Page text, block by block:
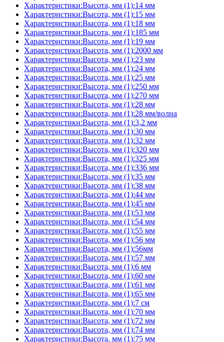
Характеристики:Высота, мм (1):14 мм
Характеристики:Высота, мм (1):15 мм
Характеристики:Высота, мм (1):18 мм
Характеристики:Высота, мм (1):185 мм
Характеристики:Высота, мм (1):19 мм
Характеристики:Высота, мм (1):2000 мм
Характеристики:Высота, мм (1):23 мм
Характеристики:Высота, мм (1):24 мм
Характеристики:Высота, мм (1):25 мм
Характеристики:Высота, мм (1):250 мм
Характеристики:Высота, мм (1):270 мм
Характеристики:Высота, мм (1):28 мм
Характеристики:Высота, мм (1):28 мм/волна
Характеристики:Высота, мм (1):3,2 мм
Характеристики:Высота, мм (1):30 мм
Характеристики:Высота, мм (1):32 мм
Характеристики:Высота, мм (1):320 мм
Характеристики:Высота, мм (1):325 мм
Характеристики:Высота, мм (1):336 мм
Характеристики:Высота, мм (1):35 мм
Характеристики:Высота, мм (1):38 мм
Характеристики:Высота, мм (1):44 мм
Характеристики:Высота, мм (1):45 мм
Характеристики:Высота, мм (1):53 мм
Характеристики:Высота, мм (1):54 мм
Характеристики:Высота, мм (1):55 мм
Характеристики:Высота, мм (1):56 мм
Характеристики:Высота, мм (1):56мм
Характеристики:Высота, мм (1):57 мм
Характеристики:Высота, мм (1):6 мм
Характеристики:Высота, мм (1):60 мм
Характеристики:Высота, мм (1):61 мм
Характеристики:Высота, мм (1):65 мм
Характеристики:Высота, мм (1):7 см
Характеристики:Высота, мм (1):70 мм
Характеристики:Высота, мм (1):72 мм
Характеристики:Высота, мм (1):74 мм
Характеристики:Высота, мм (1):75 мм